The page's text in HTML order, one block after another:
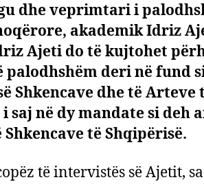
dhe veprimtari i
akademik Idriz
Ajeti do të kujtohet
deri në fund
Shkencave dhe të Arteve
saj në dy mandate si deh
të Shqipërisë.
të intervistës së Ajetit,